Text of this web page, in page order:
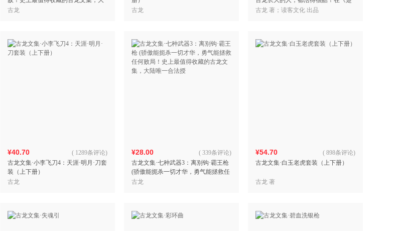
陆唯一合法授权华丽新版！古龙
古龙 古龙
留香新传》里，酷就是绝不做自己不
古龙 著；读客文化 出品
¥40.70
古龙文集·小李飞刀4：天涯·明月·刀套
装（上下册）
( 1289条评论)
古龙
¥28.00
古龙文集·七种武器3：离别钩·霸王枪
(骄傲能扼杀一切才华，勇气能拯救任
何败局！史上最值得收藏的古龙文
( 339条评论)
古龙
¥54.70
古龙文集·白玉老虎套装（上下册）
( 898条评论)
古龙 著